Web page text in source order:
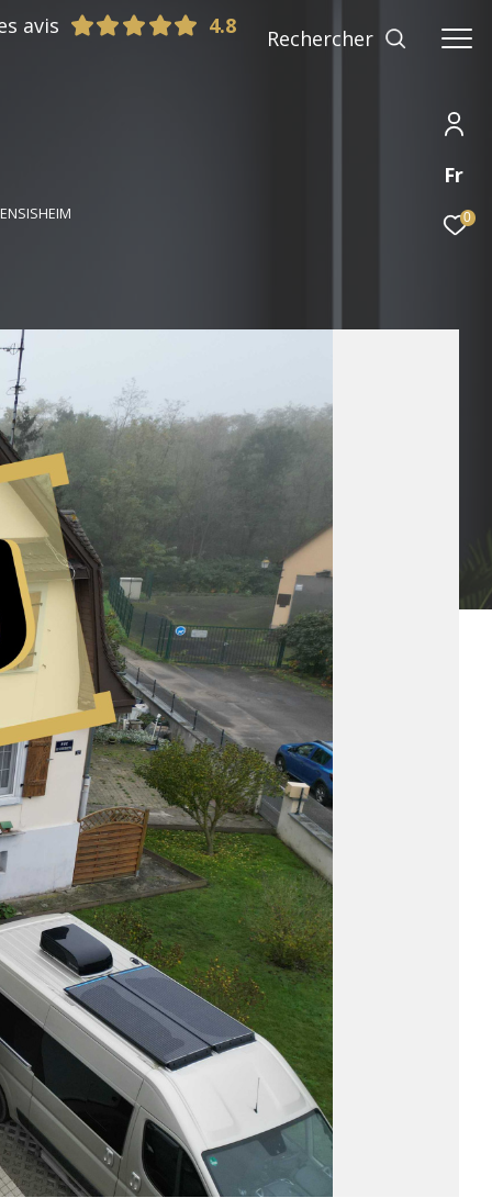
Fr
0
avis Rechercher